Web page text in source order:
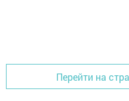
Перейти на